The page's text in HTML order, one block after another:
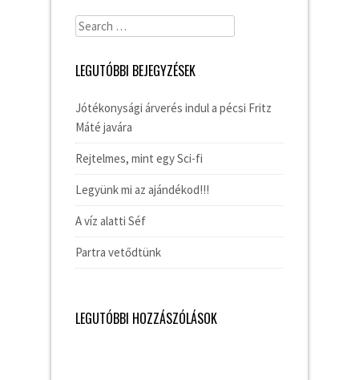
Search
LEGUTÓBBI BEJEGYZÉSEK
Jótékonysági árverés indul a pécsi Fritz
Máté javára
Rejtelmes, mint egy Sci-fi
Legyünk mi az ajándékod!!!
A víz alatti Séf
Partra vetődtünk
LEGUTÓBBI HOZZÁSZÓLÁSOK